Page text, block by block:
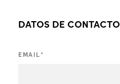
DATOS DE CONTACTO
EMAIL*